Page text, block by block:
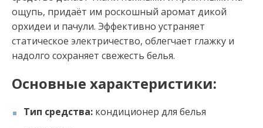
ощупь, придаёт им роскошный аромат дикой
орхидеи и пачули. Эффективно устраняет
статическое электричество, облегчает глажку и
надолго сохраняет свежесть белья.
Основные характеристики:
Тип средства: кондиционер для белья